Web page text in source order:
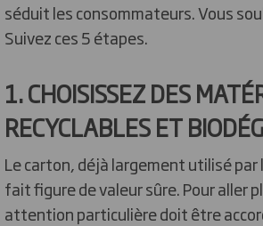
séduit les consommateurs. Vous
Suivez ces 5 étapes.
1. CHOISISSEZ DES
RECYCLABLES ET
Le carton, déjà largement utilisé
fait figure de valeur sûre. Pour aller
attention particulière doit être